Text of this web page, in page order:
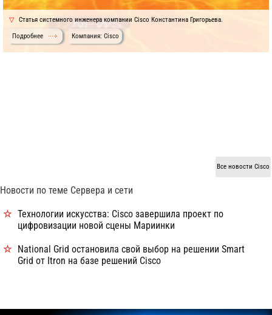
Статья системного инженера компании Cisco Константина Григорьева.
Подробнее Компания: Cisco
Все новости Cisco
Новости по теме Сервера и сети
Технологии искусства: Cisco завершила проект по
цифровизации новой сцены Мариинки
National Grid остановила свой выбор на решении Smart
Grid от Itron на базе решений Cisco